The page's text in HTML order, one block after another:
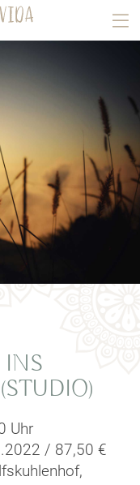
INS
Uhr
/ 87,50 €